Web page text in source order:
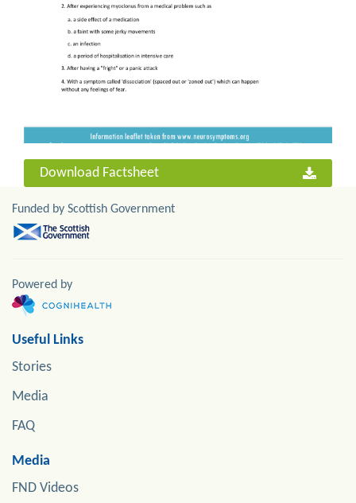
Download Factsheet
Funded by Scottish Government
Powered by
Useful Links
Stories
Media
FAQ
Media
FND Videos